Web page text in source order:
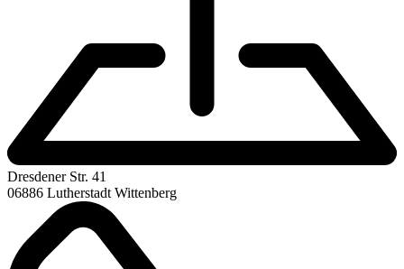
Dresdener Str. 41
06886 Lutherstadt Wittenberg